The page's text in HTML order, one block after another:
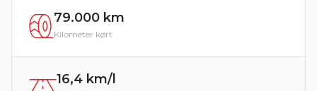
79.000 km
Kilometer kørt
16,4 km/l